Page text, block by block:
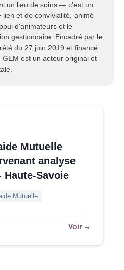
un lieu de soins — c'est un
et de convivialité, animé
d'animateurs et le
gestionnaire. Encadré par le
du 27 juin 2019 et financé
GEM est un acteur original et
Mutuelle
analyse
Savoie
Mutuelle
Voir →